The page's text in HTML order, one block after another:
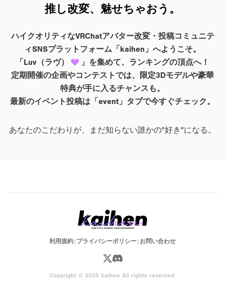
推し改変、魅せちゃおう。
ハイクオリティなVRChatアバター改変・投稿コミュニテ
ィSNSプラットフォーム「kaihen」へようこそ。
「Luv（ラヴ）
」を集めて、ランキングの頂点へ！
定期開催の企画やコンテストでは、限定3Dモデルや豪華
特典が手に入るチャンスも。
最新のイベント投稿は「event」タブで今すぐチェック。
あなたのこだわりが、まだ知らない誰かの"好き"になる。
利用規約| プライバシーポリシー| お問い合わせ
Copyright © 2025 kaihen All rights reserved.